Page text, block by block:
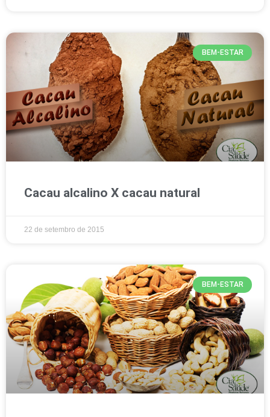
BEM-ESTAR
Cacau alcalino X cacau natural
22 de setembro de 2015
BEM-ESTAR